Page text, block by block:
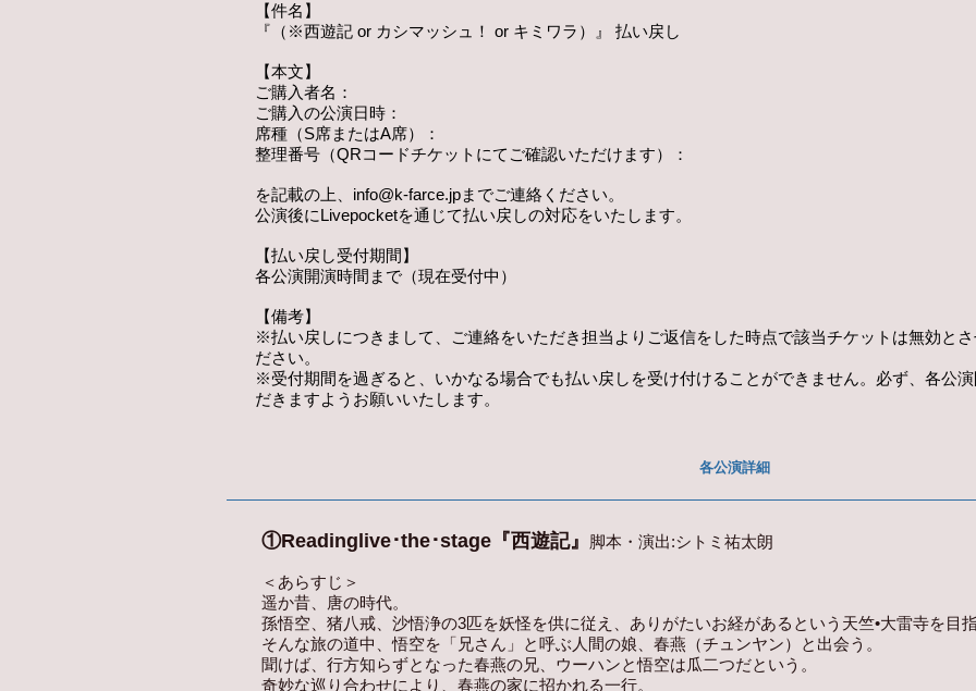
【件名】
『（※西遊記 or カシマッシュ！ or キミワラ）』 払い戻し
【本文】
ご購入者名：
ご購入の公演日時：
席種（S席またはA席）：
整理番号（QRコードチケットにてご確認いただけます）：
を記載の上、 info@k-farce.jpまでご連絡ください。
公演後にLivepocketを通じて払い戻しの対応をいたします。
【払い戻し受付期間】
各公演開演時間まで（現在受付中）
【備考】
※払い戻しにつきまして、ご連絡をいただき担当よりご返信をした時点で該当チケットは無効と
ださい。
※受付期間を過ぎると、いかなる場合でも払い戻しを受け付けることができません。必ず、各公
だきますようお願いいたします。
各公演詳細
①Readinglive･the･stage『西遊記』 脚本・演出:シトミ祐太朗
＜あらすじ＞
遥か昔、唐の時代。
孫悟空、猪八戒、沙悟浄の3匹を妖怪を供に従え、ありがたいお経があるという天竺•大雷寺を目
そんな旅の道中、悟空を「兄さん」と呼ぶ人間の娘、春燕（チュンヤン）と出会う。
聞けば、行方知らずとなった春燕の兄、ウーハンと悟空は瓜二つだという。
奇妙な巡り合わせにより、春燕の家に招かれる一行。